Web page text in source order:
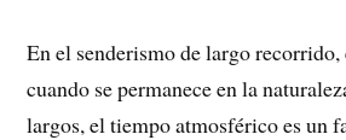
En el senderismo de largo
cuando se permanece en la
largos, el tiempo atmosférico es un